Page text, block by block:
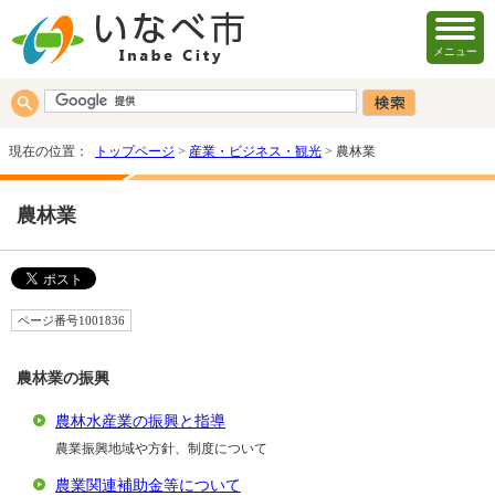
メニュー
現在の位置： トップページ > 産業・ビジネス・観光 > 農林業
農林業
ページ番号1001836
農林業の振興
農林水産業の振興と指導
農業振興地域や方針、制度について
農業関連補助金等について